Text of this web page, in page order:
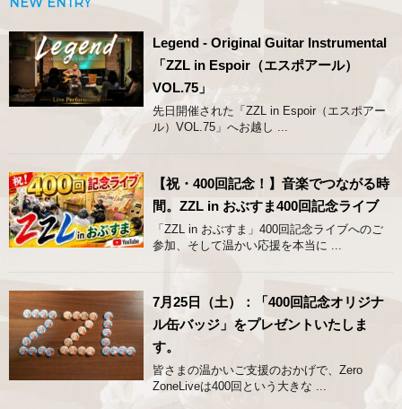
Legend - Original Guitar Instrumental
「ZZL in Espoir（エスポアール）
VOL.75」
先日開催された「ZZL in Espoir（エスポアー
ル）VOL.75」へお越し ...
【祝・400回記念！】音楽でつながる時
間。ZZL in おぶすま400回記念ライブ
「ZZL in おぶすま」400回記念ライブへのご
参加、そして温かい応援を本当に ...
7月25日（土）：「400回記念オリジナ
ル缶バッジ」をプレゼントいたしま
す。
皆さまの温かいご支援のおかげで、Zero
ZoneLiveは400回という大きな ...